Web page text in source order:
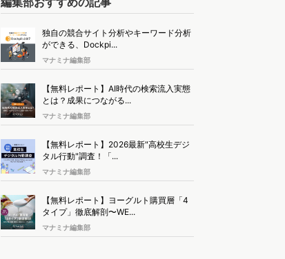
独自の競合サイト分析やキーワード分析
ができる、Dockpi...
マナミナ編集部
【無料レポート】AI時代の検索流入実態
とは？成果につながる...
マナミナ編集部
【無料レポート】2026最新"高校生デジ
タル行動"調査！「...
マナミナ編集部
【無料レポート】ヨーグルト購買層「4
タイプ」徹底解剖〜WE...
マナミナ編集部